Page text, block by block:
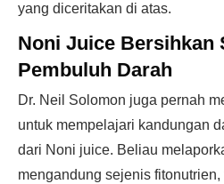
yang diceritakan di atas.
Noni Juice Bersihkan
Pembuluh Darah
Dr. Neil Solomon juga pernah
untuk mempelajari kandungan
dari Noni juice. Beliau
mengandung sejenis fitonutrien,